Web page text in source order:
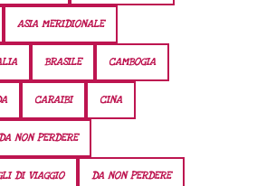
ASIA MERIDIONALE
BRASILE CAMBOGIA
CARAIBI CINA
NON PERDERE
DI VIAGGIO DA NON PERDERE